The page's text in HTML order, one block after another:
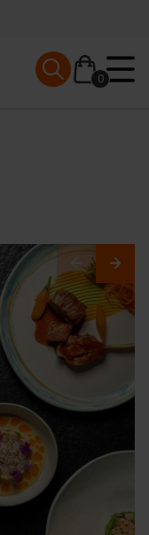
0
Mobile menu